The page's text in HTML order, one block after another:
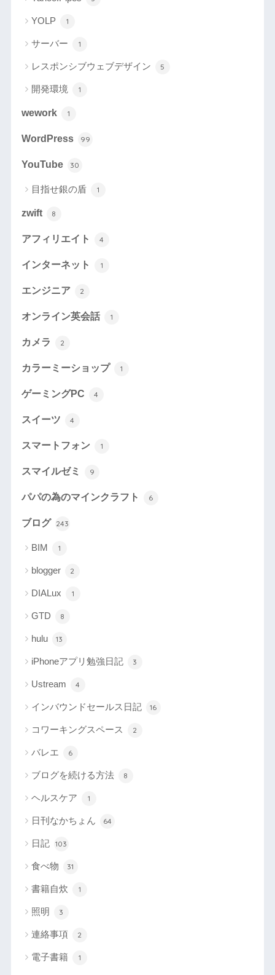
YOLP 1
サーバー 1
レスポンシブウェブデザイン 5
開発環境 1
wework 1
WordPress 99
YouTube 30
目指せ銀の盾 1
zwift 8
アフィリエイト 4
インターネット 1
エンジニア 2
オンライン英会話 1
カメラ 2
カラーミーショップ 1
ゲーミングPC 4
スイーツ 4
スマートフォン 1
スマイルゼミ 9
パパの為のマインクラフト 6
ブログ 243
BIM 1
blogger 2
DIALux 1
GTD 8
hulu 13
iPhoneアプリ勉強日記 3
Ustream 4
インバウンドセールス日記 16
コワーキングスペース 2
バレエ 6
ブログを続ける方法 8
ヘルスケア 1
日刊なかちょん 64
日記 103
食べ物 31
書籍自炊 1
照明 3
連絡事項 2
電子書籍 1